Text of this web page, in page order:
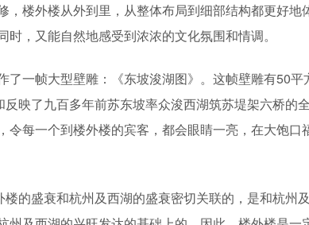
楼外楼从外到里，从整体布局到细部结构都更好地
，又能自然地感受到浓浓的文化氛围和情调。
一帧大型壁雕：《东坡浚湖图》。这帧壁雕有50平
映了九百多年前苏东坡率众浚西湖筑苏堤架六桥的
每一个到楼外楼的宾客，都会眼睛一亮，在大饱口
的盛衰和杭州及西湖的盛衰密切关联的，是和杭州